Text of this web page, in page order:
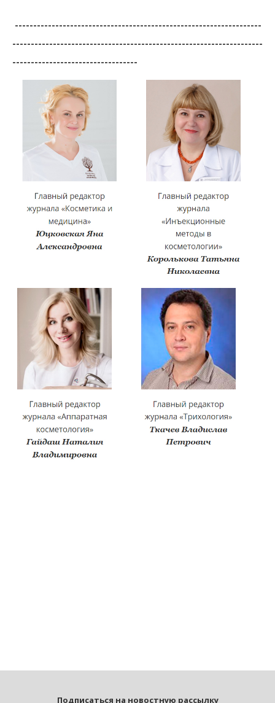
-------------------------------------------------------------------
--------------------------------------------------------------------
----------------------------------
Подписаться на новостную рассылку